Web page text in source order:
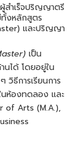
สำเร็จปริญญาตรี
ทั้งหลักสูตร
และปริญญา
เป็น
นได้ โดยอยู่ใน
วิธีการเรียนการ
นห้องทดลอง และ
of Arts (M.A.),